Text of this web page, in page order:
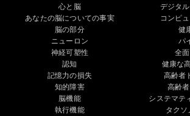
心と脳
あなたの脳についての事実
脳の部分
ニューロン
神経可塑性
認知
記憶力の損失
知的障害
脳機能
執行機能
デジタ
コンピ
健
パ
全
健康な
高齢者
高齢
システマテ
タクソ